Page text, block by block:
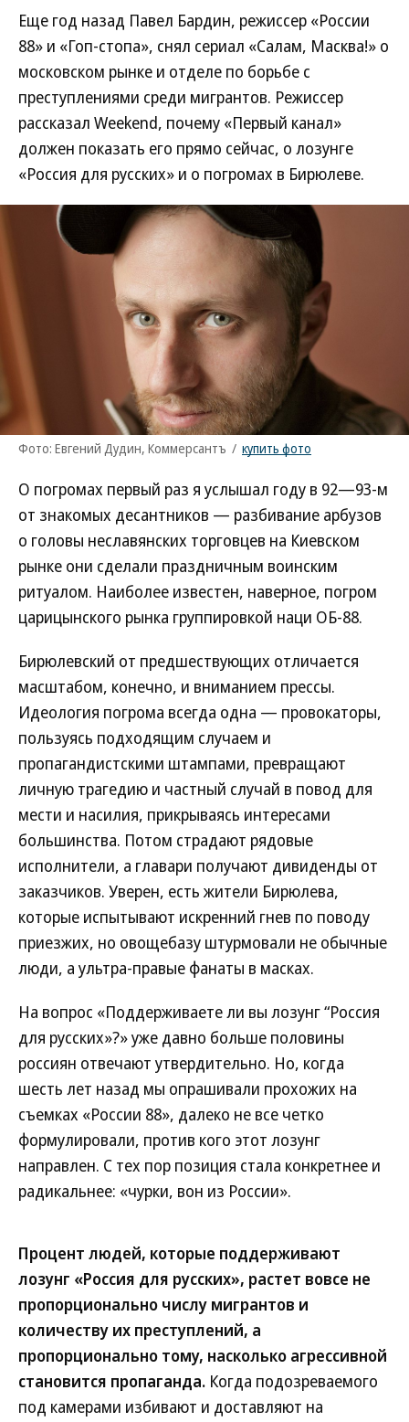
Еще год назад Павел Бардин, режиссер «России
88» и «Гоп-стопа», снял сериал «Салам, Масква!» о
московском рынке и отделе по борьбе с
преступлениями среди мигрантов. Режиссер
рассказал Weekend, почему «Первый канал»
должен показать его прямо сейчас, о лозунге
«Россия для русских» и о погромах в Бирюлеве.
Фото: Евгений Дудин, Коммерсантъ / купить фото
О погромах первый раз я услышал году в 92—93-м
от знакомых десантников — разбивание арбузов
о головы неславянских торговцев на Киевском
рынке они сделали праздничным воинским
ритуалом. Наиболее известен, наверное, погром
царицынского рынка группировкой наци ОБ-88.
Бирюлевский от предшествующих отличается
масштабом, конечно, и вниманием прессы.
Идеология погрома всегда одна — провокаторы,
пользуясь подходящим случаем и
пропагандистскими штампами, превращают
личную трагедию и частный случай в повод для
мести и насилия, прикрываясь интересами
большинства. Потом страдают рядовые
исполнители, а главари получают дивиденды от
заказчиков. Уверен, есть жители Бирюлева,
которые испытывают искренний гнев по поводу
приезжих, но овощебазу штурмовали не обычные
люди, а ультра-правые фанаты в масках.
На вопрос «Поддерживаете ли вы лозунг “Россия
для русских»?» уже давно больше половины
россиян отвечают утвердительно. Но, когда
шесть лет назад мы опрашивали прохожих на
съемках «России 88», далеко не все четко
формулировали, против кого этот лозунг
направлен. С тех пор позиция стала конкретнее и
радикальнее: «чурки, вон из России».
Процент людей, которые поддерживают
лозунг «Россия для русских», растет вовсе не
пропорционально числу мигрантов и
количеству их преступлений, а
пропорционально тому, насколько агрессивной
становится пропаганда. Когда подозреваемого
под камерами избивают и доставляют на